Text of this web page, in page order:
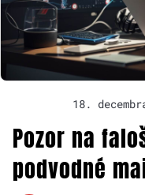
18.
Pozor na
podvodné